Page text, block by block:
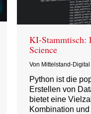
KI-Stammtisch:
Science
Von Mittelstand-
Python ist die
Erstellen von
bietet eine
Kombination